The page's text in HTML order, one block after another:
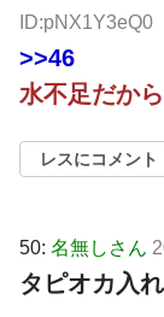
ID:pNX1Y3eQ0
>>46
水不足だか
レスにコメント
50: 名無しさん
タピオカ入